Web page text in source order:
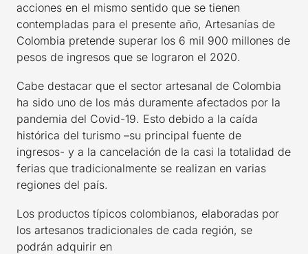
acciones en el mismo sentido que se tienen
contempladas para el presente año, Artesanías de
Colombia pretende superar los 6 mil 900 millones de
pesos de ingresos que se lograron el 2020.
Cabe destacar que el sector artesanal de Colombia
ha sido uno de los más duramente afectados por la
pandemia del Covid-19. Esto debido a la caída
histórica del turismo –su principal fuente de
ingresos- y a la cancelación de la casi la totalidad de
ferias que tradicionalmente se realizan en varias
regiones del país.
Los productos típicos colombianos, elaboradas por
los artesanos tradicionales de cada región, se
podrán adquirir en